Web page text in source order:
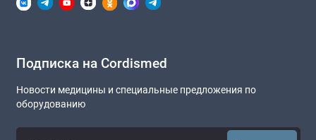
Подписка на Cordismed
Новости медицины и специальные предложения по
оборудованию